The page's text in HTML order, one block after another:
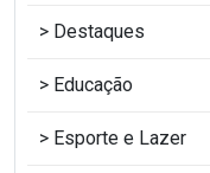
Destaques
Educação
Esporte e Lazer